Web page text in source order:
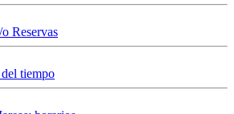
Reservas
tiempo